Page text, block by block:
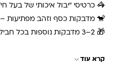
🦓 כרטיסי “יבול איכותי של בעל
🐒 מדבקות כסף וזהב מפתיעות
🎁 2–3 מדבקות נוספות בכל חבילה – מעבר לסט הרגיל.
קרא עוד